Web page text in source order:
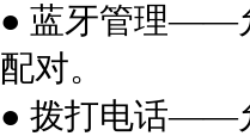
● 蓝牙管理——
配对。
● 拨打电话——